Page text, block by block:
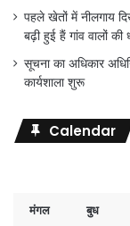
पहले खेतों में नीलगाय
बढ़ी हुई हैं गांव वालों
सूचना का अधिकार
कार्यशाला शुरू
Calendar
मंगल बुध